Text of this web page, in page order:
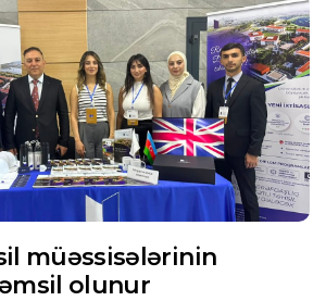
müəssisələrinin
olunur